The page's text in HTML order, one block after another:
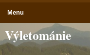
Výletománie
Menu